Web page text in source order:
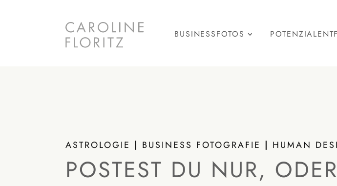
BUSINESSFOTOS
ASTROLOGIE | BUSINESS FOTOGRAFIE | HUMAN
POSTEST DU NUR,